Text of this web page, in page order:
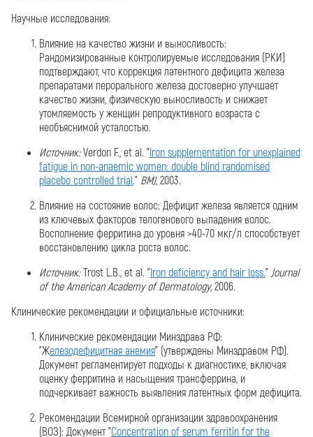
Научные исследования:
Влияние на качество жизни и выносливость:
Рандомизированные контролируемые исследования (РКИ)
подтверждают, что коррекция латентного дефицита железа
препаратами перорального железа достоверно улучшает
качество жизни, физическую выносливость и снижает
утомляемость у женщин репродуктивного возраста с
необъяснимой усталостью.
Источник:Verdon F., et al. "Iron supplementation for unexplained
fatigue in non-anaemic women: double blind randomised
placebo controlled trial ." BMJ, 2003.
Влияние на состояние волос: Дефицит железа является одним
из ключевых факторов телогенового выпадения волос.
Восполнение ферритина до уровня >40-70 мкг/л способствует
восстановлению цикла роста волос.
Источник:Trost L.B., et al. "Iron deficiency and hair loss." Journal
of the American Academy of Dermatology, 2006.
Клинические рекомендации и официальные источники:
Клинические рекомендации Минздрава РФ:
"Железодефицитная анемия" (утверждены Минздравом РФ).
Документ регламентирует подходы к диагностике, включая
оценку ферритина и насыщения трансферрина, и
подчеркивает важность выявления латентных форм дефицита.
Рекомендации Всемирной организации здравоохранения
(ВОЗ): Документ "Concentration of serum ferritin for the